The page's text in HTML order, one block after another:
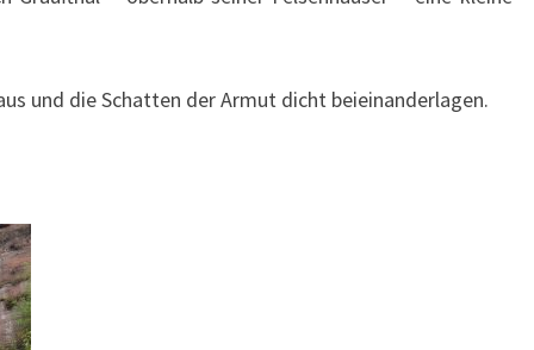
und die Schatten der Armut dicht beieinanderlagen.